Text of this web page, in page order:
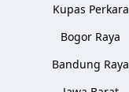
Kupas Perkara
Bogor Raya
Bandung Raya